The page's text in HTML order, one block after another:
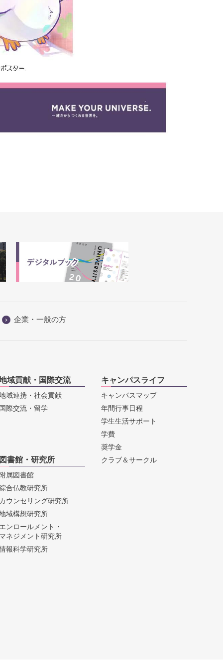
企業・一般の方
域貢献・国際交流
域連携・社会貢献
際交流・留学
キャンパスライフ
キャンパスマップ
年間行事日程
学生生活サポート
学費
奨学金
クラブ＆サークル
書館・研究所
属図書館
合仏教研究所
ウンセリング研究所
域構想研究所
ンロールメント・
ネジメント研究所
報科学研究所